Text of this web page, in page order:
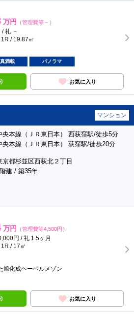
万円 （管理費等－）
礼 －
/ 19.87㎡
満載 パノラマ
お気に入り
マンション
央本線（ＪＲ東日本） 西荻窪駅/徒歩5分
央本線（ＪＲ東日本） 荻窪駅/徒歩20分
京都杉並区西荻北２丁目
建 / 築35年
万円 （管理費等4,500円）
円 / 礼 1.5ヶ月
/ 17㎡
旭化成ヘーベルメゾン
お気に入り